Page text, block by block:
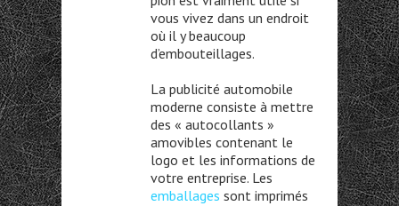
vous vivez dans un endroit
où il y beaucoup
d’embouteillages.
La publicité automobile
moderne consiste à mettre
des « autocollants »
amovibles contenant le
logo et les informations de
votre entreprise. Les
emballages sont imprimés